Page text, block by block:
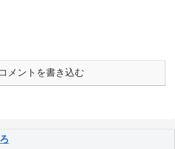
コメントを書き込む